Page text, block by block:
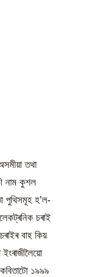
তথা
নাম কুশল
পুথিসমূহ হ’ল-
চৰাই
বাহ কিয়
১৯৯৯